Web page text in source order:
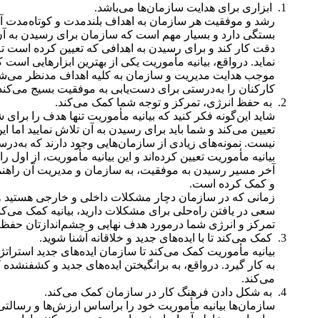
ابزاری برای هدایت سازمان‌ها می‌باشد.
رشد و موفقیت هر سازمان به اهداف بلندمدت و کوتاه‌مدت
بستگی دارد و بسیار مهم است که سازمان برای رسیدن به
دقت کار کند و برای رسیدن به اهدافی که تعیین کرده است
نماید. درواقع، بیانیه مأموریت یکی از بهترین ابزارهایی است
موجب هدایت مدیریت و سازمان به کلیه اهداف مدنظر
کارکنان را به‌درستی برای دست‌یابی به موفقیت بسیج
به حفظ انرژی، تمرکز و توجه شما کمک می‌کند.
شاید این‌گونه فکر کنید که بیانیه مأموریت تنها هدف را برای
تعیین می‌کند و شما باید برای رسیدن به آن تلاش نمایید اما
نیست. نمونه‌های زیادی از سازمان‌هایی وجود دارند که
بیانیه مأموریت تعیین کرده‌اند و این بیانیه مأموریت، از اول
آخر مسیر رسیدن به موفقیت، به سازمان و مدیریت آن
و کمک کرده‌ است.
زمانی‌ که در سازمان دچار مشکلات داخلی و خارجی هستید
سعی در یافتن راه‌حلی برای مشکلات دارید، بیانیه کمک
تمرکز و انرژی شما درمورد هدف نهایی و چشم‌اندازتان
کمک می‌کند تا با ایده‌های جدید و خلاقانه آشنا شوید.
بیانیه مأموریت کمک می‌کند تا سازمان ایده‌های جدید
به کار گیرد. درواقع، به برانگیختن ایده‌های جدید و
می‌کند.
به شکل دادن فرهنگ کار در سازمان کمک می‌کند.
سازمان‌ها بیانیه مأموریت خود را براساس ارزش‌ها و